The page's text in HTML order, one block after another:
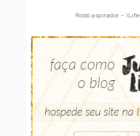
Robô aspirador – ILife